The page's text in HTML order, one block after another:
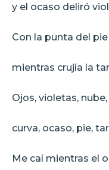
y el ocaso deliró
Con la punta del
mientras crujía la
Ojos, violetas,
curva, ocaso, pie,
Me caí mientras el